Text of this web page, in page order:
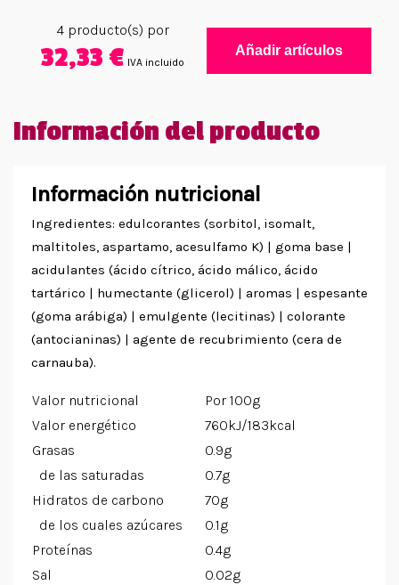
4producto(s) por
32,33 € IVA incluido
Añadir artículos
Información del producto
Información nutricional
Ingredientes: edulcorantes (sorbitol, isomalt,
maltitoles, aspartamo, acesulfamo K) | goma base |
acidulantes (ácido cítrico, ácido málico, ácido
tartárico | humectante (glicerol) | aromas | espesante
(goma arábiga) | emulgente (lecitinas) | colorante
(antocianinas) | agente de recubrimiento (cera de
carnauba).
Valor nutricional
Por 100g
Valor energético
760kJ/183kcal
Grasas
0.9g
de las saturadas
0.7g
Hidratos de carbono
70g
de los cuales azúcares
0.1g
Proteínas
0.4g
Sal
0.02g